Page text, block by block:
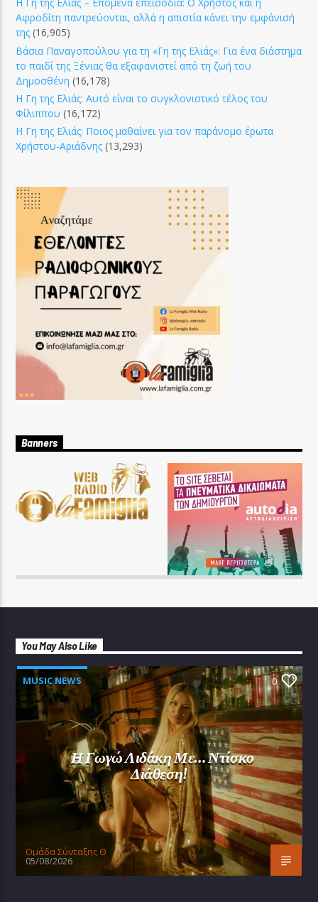
Η Γη της Ελιάς – Επόμενα επεισόδια: Ο Χρήστος και η
Αφροδίτη παντρεύονται, αλλά η απιστία κάνει την εμφάνισή
της (16,905)
Βάσια Παναγοπούλου για τη «Γη της Ελιάς»: Για ένα διάστημα
το παιδί της Ξένιας θα εξαφανιστεί από τη ζωή του
Δημοσθένη (16,178)
Η Γη της Ελιάς: Αυτό είναι το συγκλονιστικό τέλος του
Φίλιππου (16,172)
Η Γη της Ελιάς: Ποιος μαθαίνει για τον παράνομο έρωτα
Χρήστου-Αριάδνης (13,293)
Banners
You May Also Like
MUSIC NEWS 0
Η Γωγώ Λιδάκη Με… Ντίσκο
Διάθεση!
Oμάδα Σύνταξης Θ
05/08/2026